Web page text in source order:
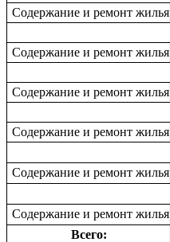
Содержание и ремонт жилья
Содержание и ремонт жилья
Содержание и ремонт жилья
Содержание и ремонт жилья
Содержание и ремонт жилья
Содержание и ремонт жилья
Всего: